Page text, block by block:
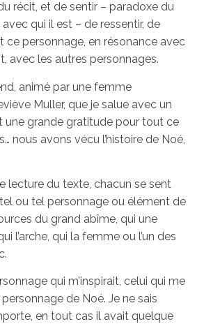
récit, et de sentir – paradoxe du
qui il est – de ressentir, de
ce personnage, en résonance avec
avec les autres personnages.
animé par une femme
Muller, que je salue avec un
une grande gratitude pour tout ce
nous avons vécu l’histoire de Noé,
lecture du texte, chacun se sent
ou tel personnage ou élément de
du grand abîme, qui une
l’arche, qui la femme ou l’un des
qui m’inspirait, celui qui me
de Noé. Je ne sais
en tout cas il avait quelque